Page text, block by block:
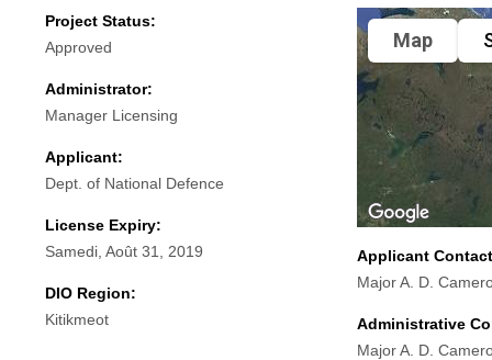
Project Status:
Approved
Administrator:
Manager Licensing
Applicant:
Dept. of National Defence
License Expiry:
Samedi, Août 31, 2019
DIO Region:
Kitikmeot
Map
Applicant
Major A. D.
Administrative
Major A. D.